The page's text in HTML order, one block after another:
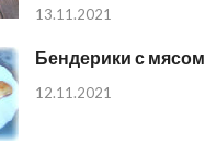
13.11.2021
Бендерики с мясом
12.11.2021